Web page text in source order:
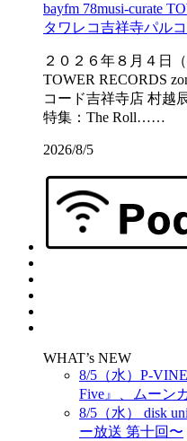
bayfm 78musi-curate
タワレコ吉祥寺パル
２０２６年８月４日
TOWER RECORDS
コード吉祥寺店 村越
特集：The Roll……
2026/8/5
WHAT’s NEW
8/5（水）P-
Five』、ムーン
8/5（水） disk
ー放送 第十回〜